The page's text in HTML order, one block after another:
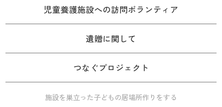
児童養護施設への訪問ボランティア
遺贈に関して
つなぐプロジェクト
施設を巣立った子どもの居場所作りをする